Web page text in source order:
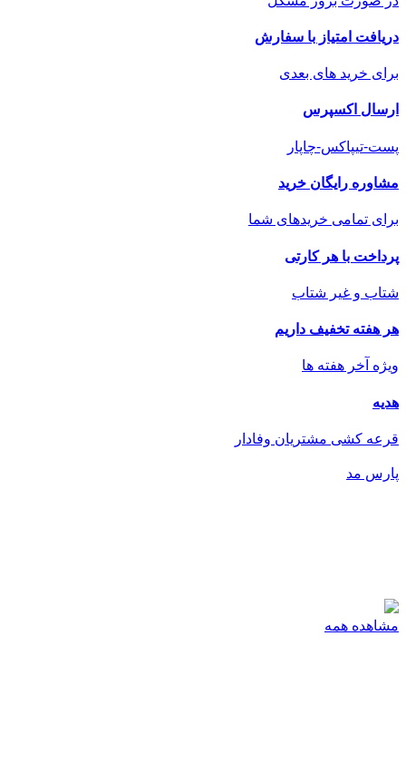
دریافت امتیاز با سفارش
برای خرید های بعدی
ارسال اکسپرس
پست-تیپاکس-چاپار
مشاوره رایگان خرید
برای تمامی خریدهای شما
پرداخت با هر کارتی
شتاب و غیر شتاب
هر هفته تخفیف داریم
ویژه آخر هفته ها
هدیه
قرعه کشی مشتریان وفادار
پارس مد
مشاهده همه